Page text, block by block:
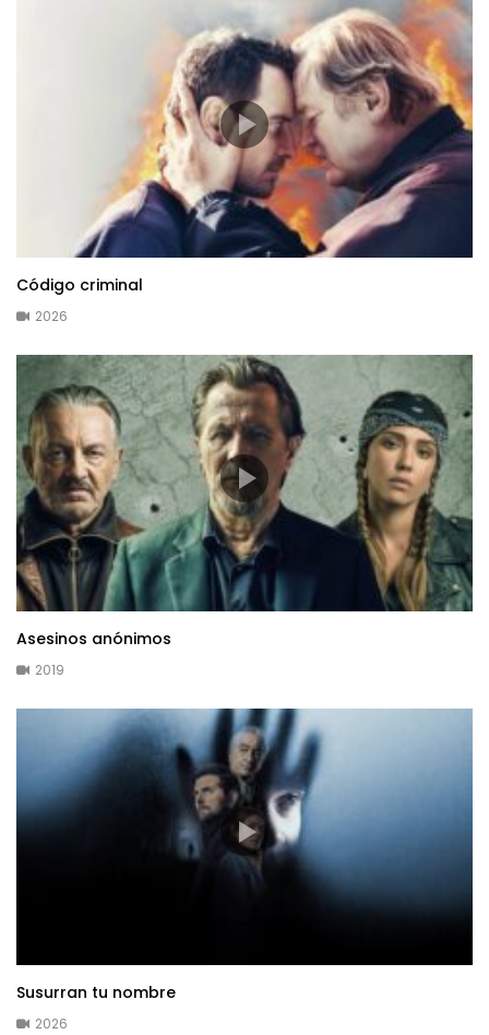
Código criminal
2026
Asesinos anónimos
2019
Susurran tu nombre
2026